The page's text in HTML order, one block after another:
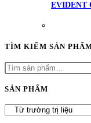
EVIDENT
TÌM KIẾM SẢN
Tìm
SẢN PHẨM